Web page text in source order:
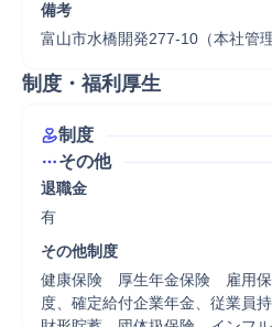
備考
富山市水橋開発277-10（本社管理
制度・福利厚生
制度
その他
退職金
有
その他制度
健康保険　厚生年金保険　雇用
度、確定給付企業年金、従業員